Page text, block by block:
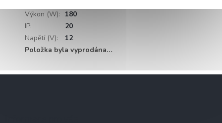
Výkon (W):
180
IP:
20
Napětí (V):
12
Položka byla vyprodána…